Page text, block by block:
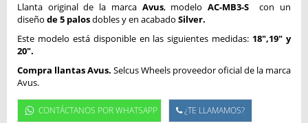
Llanta original de la marca Avus, modelo AC-MB3-Scon un
diseño de 5 palosdobles y en acabado Silver.
Este modelo está disponible en las siguientes medidas: 18",19" y
20".
Compra llantas Avus. Selcus Wheels proveedor oficial de la marca
Avus.
CONTÁCTANOS POR WHATSAPP ¿TE LLAMAMOS?